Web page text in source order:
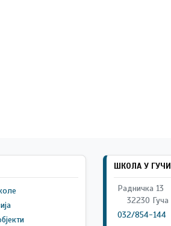
ШКОЛА У ГУЧИ
Радничка 13
32230 Гуча
032/854-144